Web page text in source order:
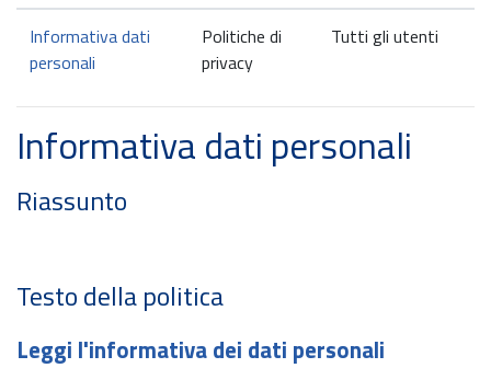
Informativa dati
personali
Politiche di
privacy
Tutti gli utenti
Informativa dati personali
Riassunto
Testo della politica
Leggi l'informativa dei dati personali